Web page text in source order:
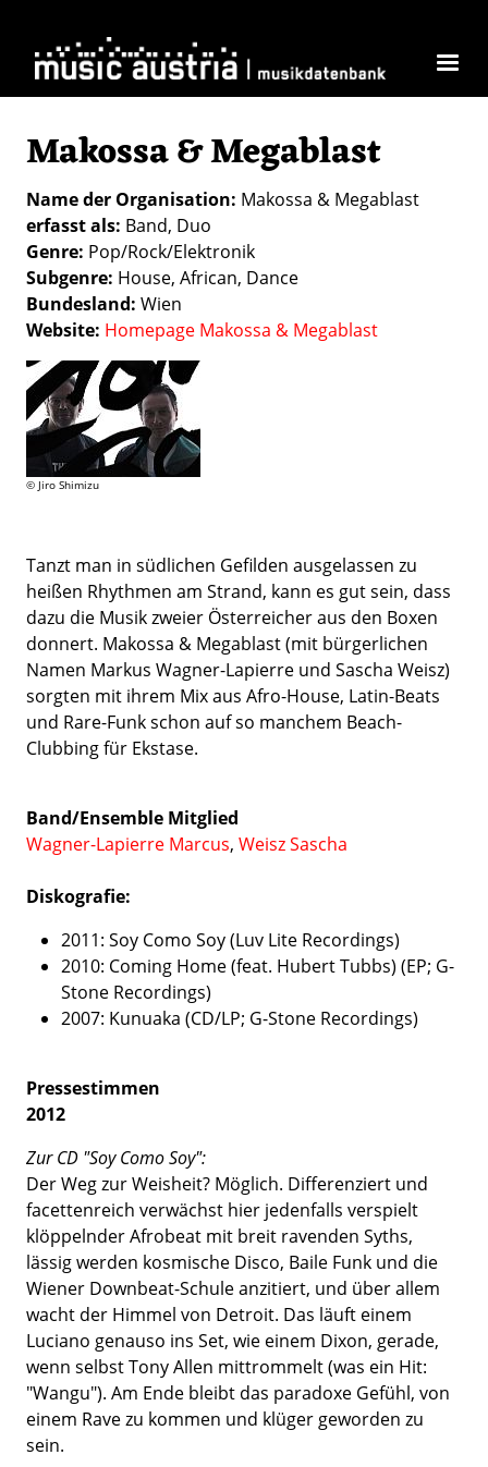
Makossa & Megablast
Name der Organisation Makossa & Megablast
erfasst als Band Duo
Genre Pop/Rock/Elektronik
Subgenre House African Dance
Bundesland Wien
Website Homepage Makossa & Megablast
© Jiro Shimizu
Tanzt man in südlichen Gefilden ausgelassen zu
heißen Rhythmen am Strand, kann es gut sein, dass
dazu die Musik zweier Österreicher aus den Boxen
donnert. Makossa & Megablast (mit bürgerlichen
Namen Markus Wagner-Lapierre und Sascha Weisz)
sorgten mit ihrem Mix aus Afro-House, Latin-Beats
und Rare-Funk schon auf so manchem Beach-
Clubbing für Ekstase.
Band/Ensemble Mitglied
Wagner-Lapierre Marcus, Weisz Sascha
Diskografie:
2011: Soy Como Soy (Luv Lite Recordings)
2010: Coming Home (feat. Hubert Tubbs) (EP; G-
Stone Recordings)
2007: Kunuaka (CD/LP; G-Stone Recordings)
Pressestimmen
2012
Zur CD "Soy Como Soy":
Der Weg zur Weisheit? Möglich. Differenziert und
facettenreich verwächst hier jedenfalls verspielt
klöppelnder Afrobeat mit breit ravenden Syths,
lässig werden kosmische Disco, Baile Funk und die
Wiener Downbeat-Schule anzitiert, und über allem
wacht der Himmel von Detroit. Das läuft einem
Luciano genauso ins Set, wie einem Dixon, gerade,
wenn selbst Tony Allen mittrommelt (was ein Hit:
"Wangu"). Am Ende bleibt das paradoxe Gefühl, von
einem Rave zu kommen und klüger geworden zu
sein.